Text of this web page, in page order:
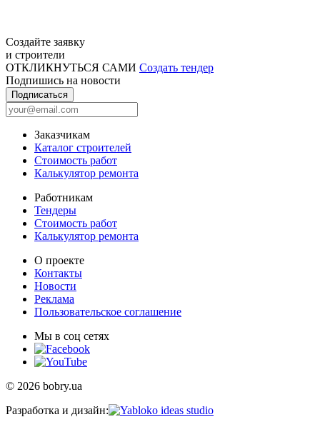
Создайте заявку
и строители
ОТКЛИКНУТЬСЯ САМИ Создать тендер
Подпишись на новости
Подписаться
Заказчикам
Каталог строителей
Стоимость работ
Калькулятор ремонта
Работникам
Тендеры
Стоимость работ
Калькулятор ремонта
О проекте
Контакты
Новости
Реклама
Пользовательское соглашение
Мы в соц сетях
© 2026 bobry.ua
Разработка и дизайн: